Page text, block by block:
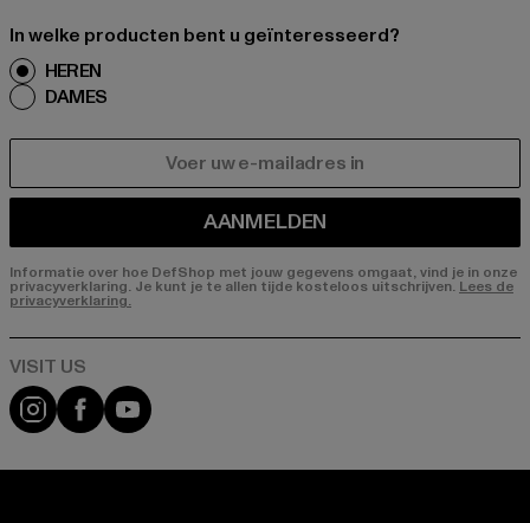
In welke producten bent u geïnteresseerd?
HEREN
DAMES
AANMELDEN
Informatie over hoe DefShop met jouw gegevens omgaat, vind je in onze
privacyverklaring. Je kunt je te allen tijde kosteloos uitschrijven. Lees de
privacyverklaring.
Visit our Instagram page:
Visit our Facebook page:
Visit our YouTube channel: